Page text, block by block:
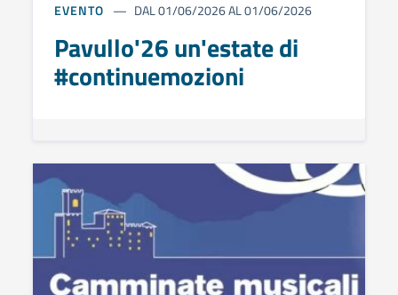
EVENTO DAL 01/06/2026 AL 01/06/2026
Pavullo'26 un'estate di
#continuemozioni